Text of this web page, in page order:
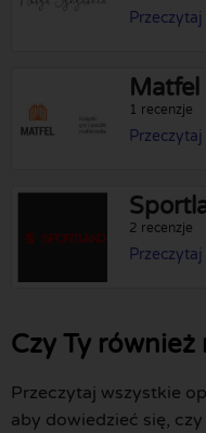
Matfel
1 recenzje
2 recenzje
Czy Ty również
Przeczytaj wszystkie
aby dowiedzieć się,